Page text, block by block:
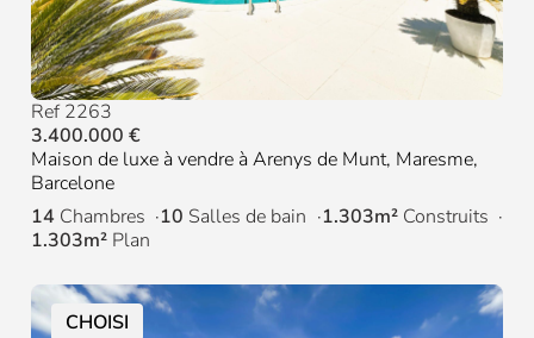
Ref 2263
3.400.000 €
Maison de luxe à vendre à Arenys de Munt, Maresme,
Barcelone
14 Chambres 10 Salles de bain 1.303m² Construits
1.303m² Plan
CHOISI